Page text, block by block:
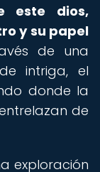
este dios,
y su papel
de una
intriga, el
donde la
de
exploración